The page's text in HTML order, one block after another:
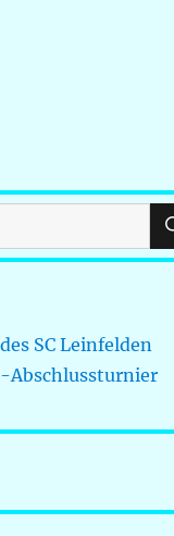
SC Leinfelden
Abschlussturnier